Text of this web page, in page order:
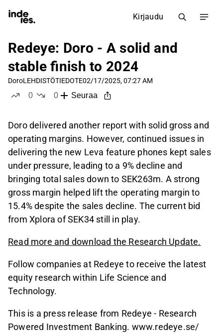
Kirjaudu
Redeye: Doro - A solid and
stable finish to 2024
DoroLEHDISTÖTIEDOTE02/17/2025, 07:27 AM
0
0
Seuraa
Doro delivered another report with solid gross and
operating margins. However, continued issues in
delivering the new Leva feature phones kept sales
under pressure, leading to a 9% decline and
bringing total sales down to SEK263m. A strong
gross margin helped lift the operating margin to
15.4% despite the sales decline. The current bid
from Xplora of SEK34 still in play.
Read more and download the Research Update.
Follow companies at Redeye to receive the latest
equity research within Life Science and
Technology.
This is a press release from Redeye - Research
Powered Investment Banking. www.redeye.se/